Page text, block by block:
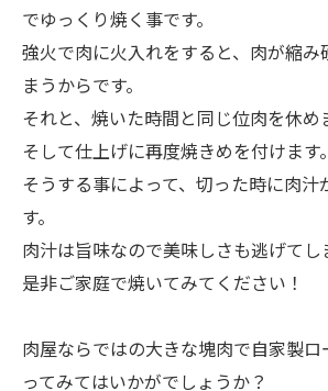
でゆっくり焼く事です。
強火で肉に火入れをすると、肉が縮み
まうからです。
それと、焼いた時間と同じ位肉を休め
そして仕上げに再度焼きめを付けます。
そうする事によって、切った時に肉汁
す。
肉汁は旨味なので美味しさも逃げてし
是非ご家庭で焼いてみてください！
肉屋ならではの大きな塊肉で自家製ロ
ってみてはいかがでしょうか？